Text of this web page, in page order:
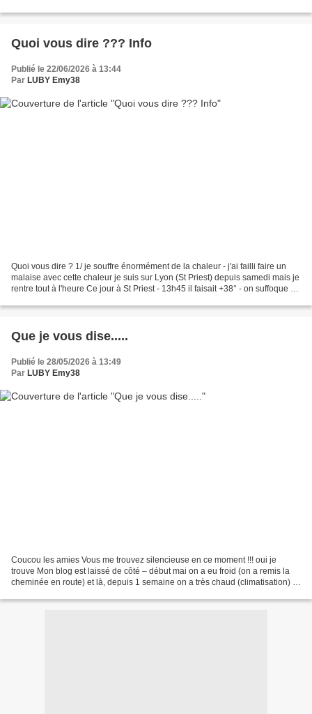
Quoi vous dire ??? Info
Publié le 22/06/2026 à 13:44
Par LUBY Emy38
Quoi vous dire ? 1/ je souffre énormément de la chaleur - j'ai failli faire un
malaise avec cette chaleur je suis sur Lyon (St Priest) depuis samedi mais je
rentre tout à l'heure Ce jour à St Priest - 13h45 il faisait +38° - on suffoque -
Que je vous dise.....
Publié le 28/05/2026 à 13:49
Par LUBY Emy38
Coucou les amies Vous me trouvez silencieuse en ce moment !!! oui je
trouve Mon blog est laissé de côté – début mai on a eu froid (on a remis la
cheminée en route) et là, depuis 1 semaine on a très chaud (climatisation) –